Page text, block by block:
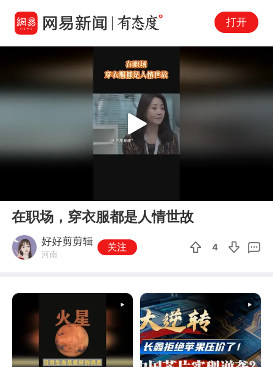
打开
Play
在职场，穿衣服都是人情世故
好好剪剪辑
河南
关注 4